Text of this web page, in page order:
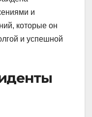
и
которые он
и успешной